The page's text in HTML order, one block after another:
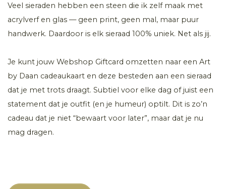
Veel sieraden hebben een steen die ik zelf maak met
acrylverf en glas — geen print, geen mal, maar puur
handwerk. Daardoor is elk sieraad 100% uniek. Net als jij.
Je kunt jouw Webshop Giftcard omzetten naar een Art
by Daan cadeaukaart en deze besteden aan een sieraad
dat je met trots draagt. Subtiel voor elke dag of juist een
statement dat je outfit (en je humeur) optilt. Dit is zo’n
cadeau dat je niet “bewaart voor later”, maar dat je nu
mag dragen.